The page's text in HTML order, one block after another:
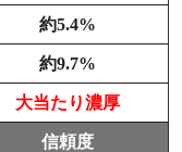
約5.4%
約9.7%
大当たり濃厚
信頼度